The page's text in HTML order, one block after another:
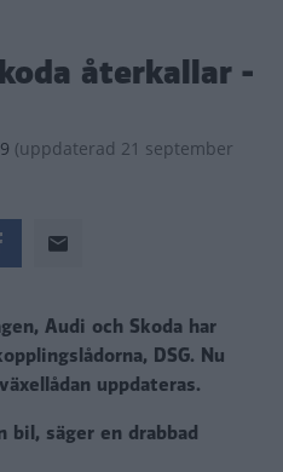
återkallar -
(uppdaterad 21 september
Audi och Skoda har
DSG. Nu
uppdateras.
säger en drabbad